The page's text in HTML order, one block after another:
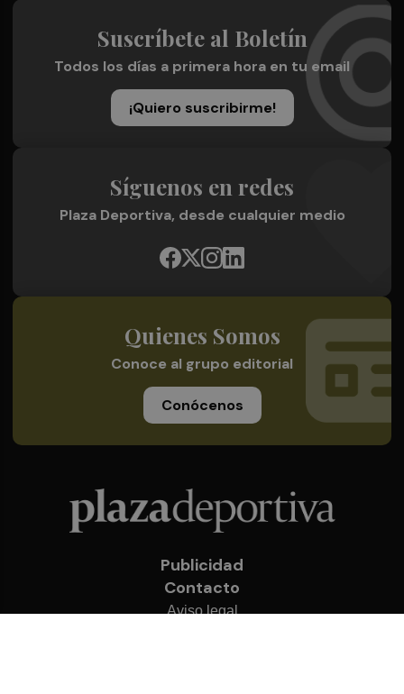
Suscríbete al Boletín
Todos los días a primera hora en tu email
¡Quiero suscribirme!
Síguenos en redes
Plaza Deportiva, desde cualquier medio
Quienes Somos
Conoce al grupo editorial
Conócenos
Publicidad
Contacto
Aviso legal